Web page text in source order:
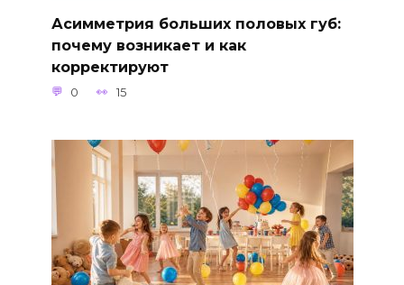
Асимметрия больших половых губ:
почему возникает и как
корректируют
0 15